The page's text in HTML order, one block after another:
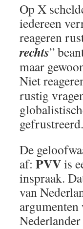
Op X
iedereen
reageren
rechts”
maar
Niet
rustig
gefrustreerd.
De
af: PVVis
inspraak.
van